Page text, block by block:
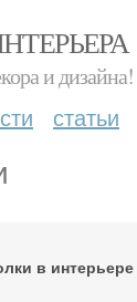
и дизайна!
статьи
в интерьере